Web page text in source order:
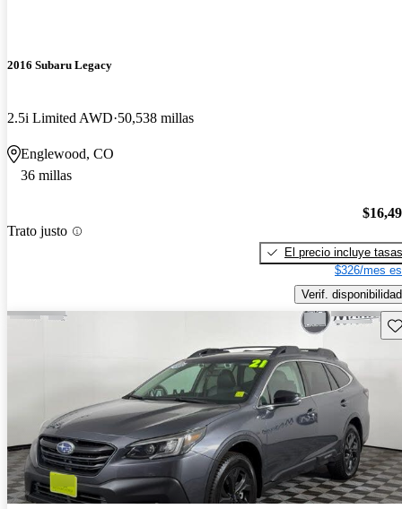
2016 Subaru Legacy
2.5i Limited AWD 50,538 millas
Englewood, CO
36 millas
Trato justo
El precio incluye tasas
$326/mes
Verif. disponibilidad